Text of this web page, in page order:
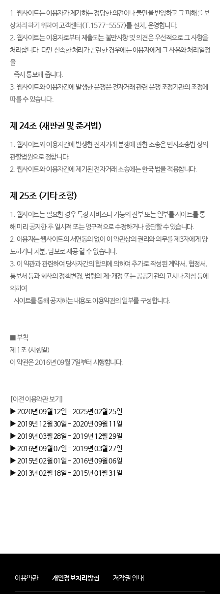
1. 웹사이트는 이용자가 제기하는 정당한 의견이나 불만을 반영하고 그 피해를 보
상처리 하기 위하여 고객센터(T.1577-5557)를 설치, 운영합니다.
2. 웹사이트는 이용자로부터 제출되는 불만사항 및 의견은 우선적으로 그 사항을
처리합니다. 다만 신속한 처리가 곤란한 경우에는 이용자에게 그 사유와 처리일정
을
즉시 통보해 줍니다.
3. 웹사이트와 이용자간에 발생한 분쟁은 전자거래 관련 분쟁 조정기관의 조정에
따를 수 있습니다.
제 24조 (재판권 및 준거법)
1. 웹사이트와 이용자간에 발생한 전자거래 분쟁에 관한 소송은 민사소송법 상의
관할법원으로 정합니다.
2. 웹사이트와 이용자간에 제기된 전자거래 소송에는 한국 법을 적용합니다.
제 25조 (기타 조항)
1. 웹사이트는 필요한 경우 특정 서비스나 기능의 전부 또는 일부를 사이트를 통
해 미리 공지한 후 일시적 또는 영구적으로 수정하거나 중단할 수 있습니다.
2. 이용자는 웹사이트의 서면동의 없이 이 약관상의 권리와 의무를 제3자에게 양
도하거나 처분, 담보로 제공 할 수 없습니다.
3. 이 약관과 관련하여 당사자간의 합의에 의하여 추가로 작성된 계약서, 협정서,
통보서 등과 회사의 정책변경, 법령의 제·개정 또는 공공기관의 고시나 지침 등에
의하여
사이트를 통해 공지하는 내용도 이용약관의 일부를 구성합니다.
■ 부칙
제 1조 (시행일)
이 약관은 2016년 09월 7일부터 시행합니다.
[이전 이용약관 보기]
► 2020년 09월 12일 - 2025년 02월 25일
► 2019년 12월 30일 - 2020년 09월 11일
► 2019년 03월 28일 - 2019년 12월 29일
► 2016년 09월 07일 - 2019년 03월 27일
► 2015년 02월 01일 - 2016년 09월 06일
► 2013년 02월 18일 - 2015년 01월 31일
이용약관 개인정보처리방침 저작권 안내